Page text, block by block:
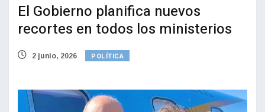
El Gobierno planifica nuevos
recortes en todos los ministerios
2 junio, 2026 POLÍTICA